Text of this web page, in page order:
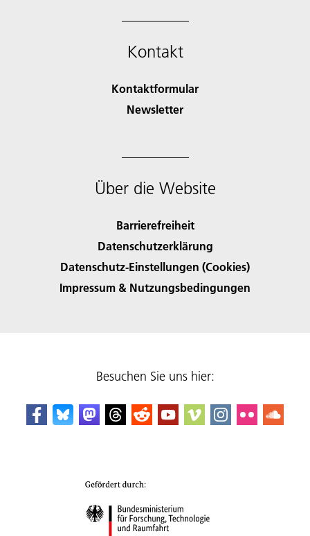
Kontakt
Kontaktformular
Newsletter
Über die Website
Barrierefreiheit
Datenschutzerklärung
Datenschutz-Einstellungen (Cookies)
Impressum & Nutzungsbedingungen
Besuchen Sie uns hier: